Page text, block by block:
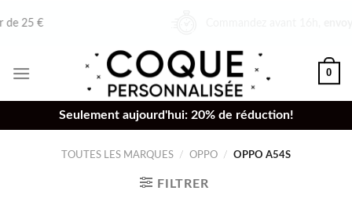
to
0
Seulement aujourd'hui: 20% de réduction!
TOUTES LES MARQUES / OPPO / OPPO A54S
FILTRER